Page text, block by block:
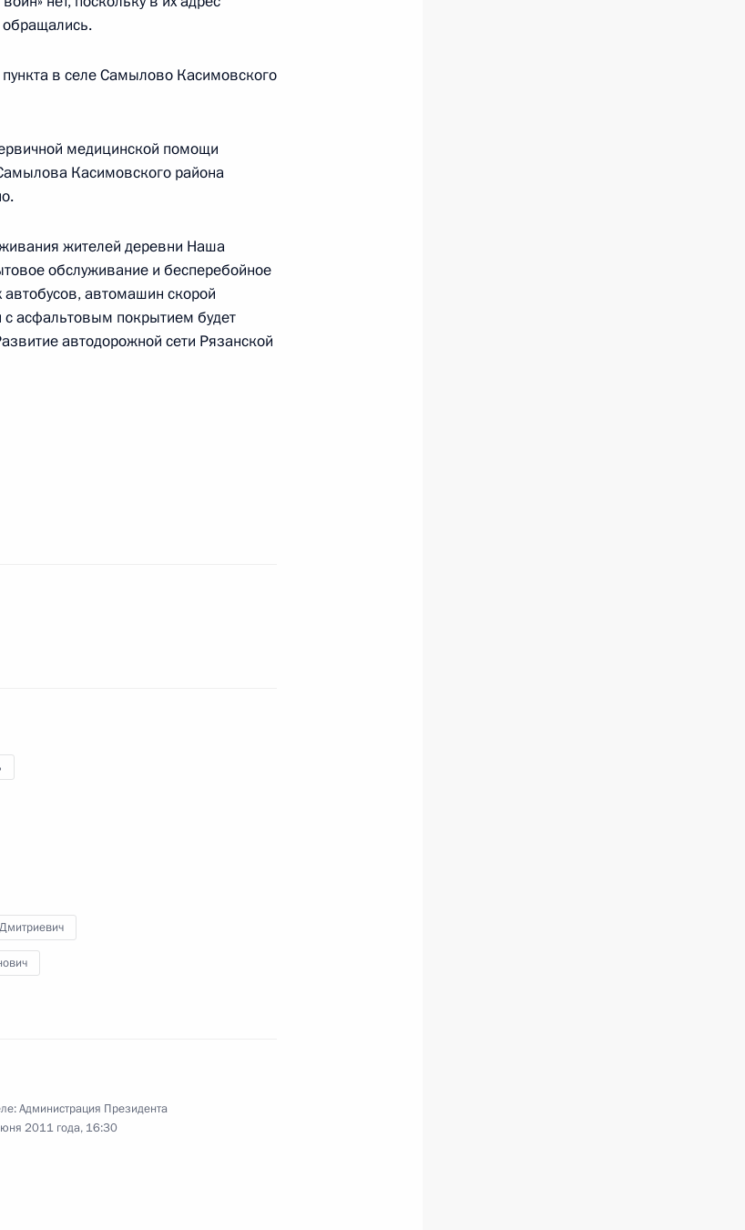
приёмной
приёмной
Олегом
обращались.
в селе Самылово Касимовского
медицинской помощи
Касимовского района
жителей деревни Наша
обслуживание и бесперебойное
автомашин скорой
с асфальтовым покрытием будет
автодорожной сети Рязанской
Администрация Президента
2011 года, 16:30